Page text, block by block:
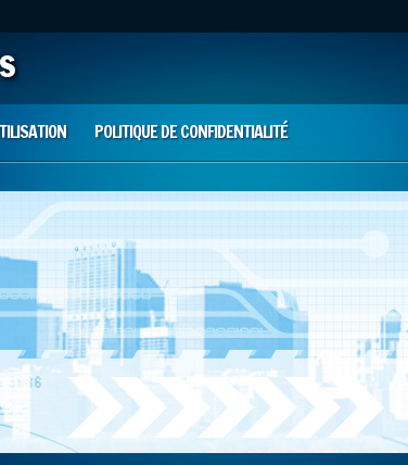
POLITIQUE DE CONFIDENTIALITÉ